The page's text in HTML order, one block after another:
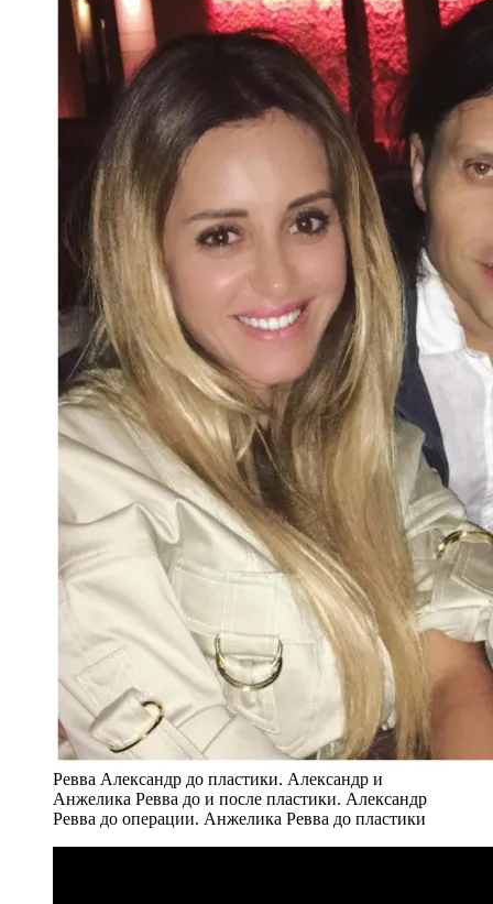
Ревва Александр до пластики. Александр и
Анжелика Ревва до и после пластики. Александр
Ревва до операции. Анжелика Ревва до пластики